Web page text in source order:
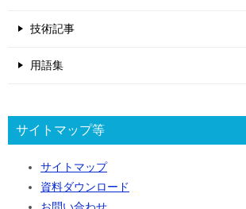
技術記事
用語集
サイトマップ等
サイトマップ
資料ダウンロード